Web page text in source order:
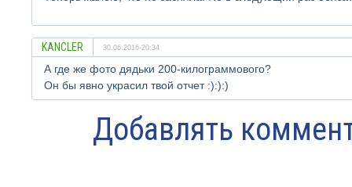
KANCLER 30.06.2016-20:34
А где же фото дядьки 200-килограммового?
Он бы явно украсил твой отчет :):):)
Добавлять